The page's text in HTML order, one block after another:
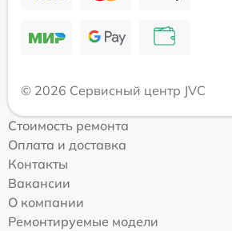
© 2026 Сервисный центр JVC
Стоимость ремонта
Оплата и доставка
Контакты
Вакансии
О компании
Ремонтируемые модели